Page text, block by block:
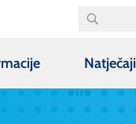
Natječaji